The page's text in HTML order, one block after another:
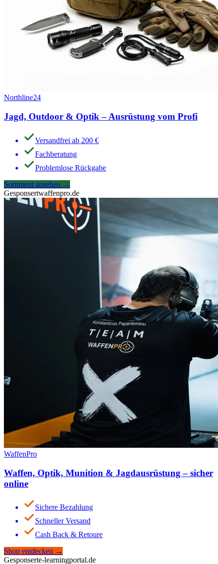
Northline24
Jagd, Outdoor & Optik – Ausrüstung vom Profi
Versandfrei ab 200 €
Fachberatung
Problemlose Rückgabe
Sortiment ansehen →
Gesponsertwaffenpro.de
WaffenPro
Waffen, Optik, Munition & Jagdausrüstung – sicher
online
Sichere Bezahlung
Schneller Versand
Cash Back & Retoure
Shop entdecken →
Gesponserte-learningportal.de